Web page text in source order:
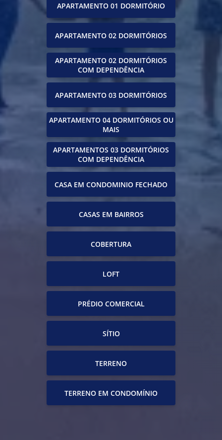
APARTAMENTO 01 DORMITÓRIO
APARTAMENTO 02 DORMITÓRIOS
APARTAMENTO 02 DORMITÓRIOS
COM DEPENDÊNCIA
APARTAMENTO 03 DORMITÓRIOS
APARTAMENTO 04 DORMITÓRIOS OU
MAIS
APARTAMENTOS 03 DORMITÓRIOS
COM DEPENDÊNCIA
CASA EM CONDOMINIO FECHADO
CASAS EM BAIRROS
COBERTURA
LOFT
PRÉDIO COMERCIAL
SÍTIO
TERRENO
TERRENO EM CONDOMÍNIO